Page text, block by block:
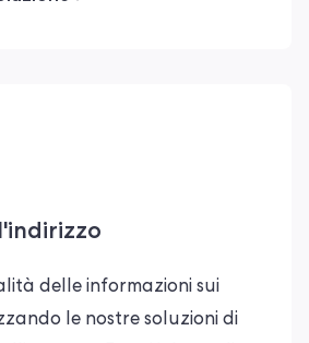
delle informazioni sui
le nostre soluzioni di